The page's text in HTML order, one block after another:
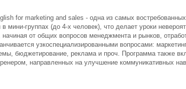
for marketing and sales - одна из самых
в мини-группах (до 4-х человек), что делает уроки
начиная от общих вопросов менеджмента и рынков,
узкоспециализированными вопросами:
бюджетирование, реклама и проч. Программа также
направленных на улучшение коммуникативных